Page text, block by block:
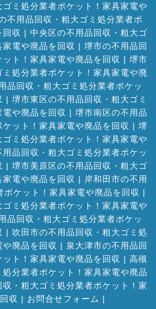
ミ処分業者ポケット！家具家電や
不用品回収・粗大ゴミ処分業者ポ
収 | 中央区の不用品回収・粗大ゴ
電や廃品を回収 | 堺市の不用品回
ト！家具家電や廃品を回収 | 堺市
処分業者ポケット！家具家電や廃
品回収・粗大ゴミ処分業者ポケッ
| 堺市東区の不用品回収・粗大ゴミ
や廃品を回収 | 堺市南区の不用品
ット！家具家電や廃品を回収 | 堺
ミ処分業者ポケット！家具家電や
品回収・粗大ゴミ処分業者ポケッ
| 堺市美原区の不用品回収・粗大ゴ
電や廃品を回収 | 岸和田市の不用
ケット！家具家電や廃品を回収 |
ミ処分業者ポケット！家具家電や
品回収・粗大ゴミ処分業者ポケッ
| 吹田市の不用品回収・粗大ゴミ処
廃品を回収 | 泉大津市の不用品回
ト！家具家電や廃品を回収 | 高槻
分業者ポケット！家具家電や廃品
収・粗大ゴミ処分業者ポケット！家
収 | お問合せフォーム |